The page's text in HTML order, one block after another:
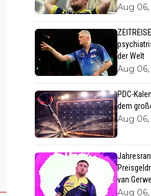
Aug 06,
der Welt
Aug 06,
PDC-
dem
Aug 06,
van
Aug 06,